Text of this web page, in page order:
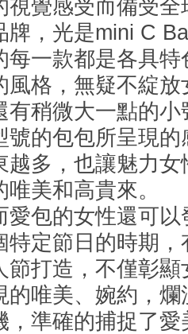
視覺感受而備受
牌，光是mini C
每一款都是各具
風格，無疑不綻
有稍微大一點的
號的包包所呈現
越多，也讓魅力
唯美和高貴來。
愛包的女性還可
特定節日的時期
節打造，不僅彰
的唯美、婉約，
，準確的捕捉了